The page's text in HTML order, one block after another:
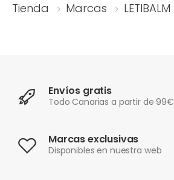
Tienda Marcas LETIBALM
Envíos gratis
Todo Canarias a partir de 99€
Marcas exclusivas
Disponibles en nuestra web